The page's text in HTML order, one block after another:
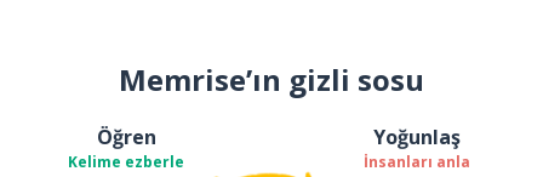
Memrise’ın gizli sosu
Öğren
Kelime ezberle
Yoğunlaş
İnsanları anla